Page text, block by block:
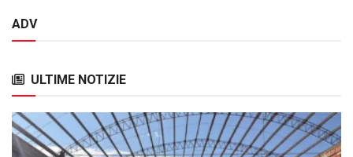
ADV
ULTIME NOTIZIE